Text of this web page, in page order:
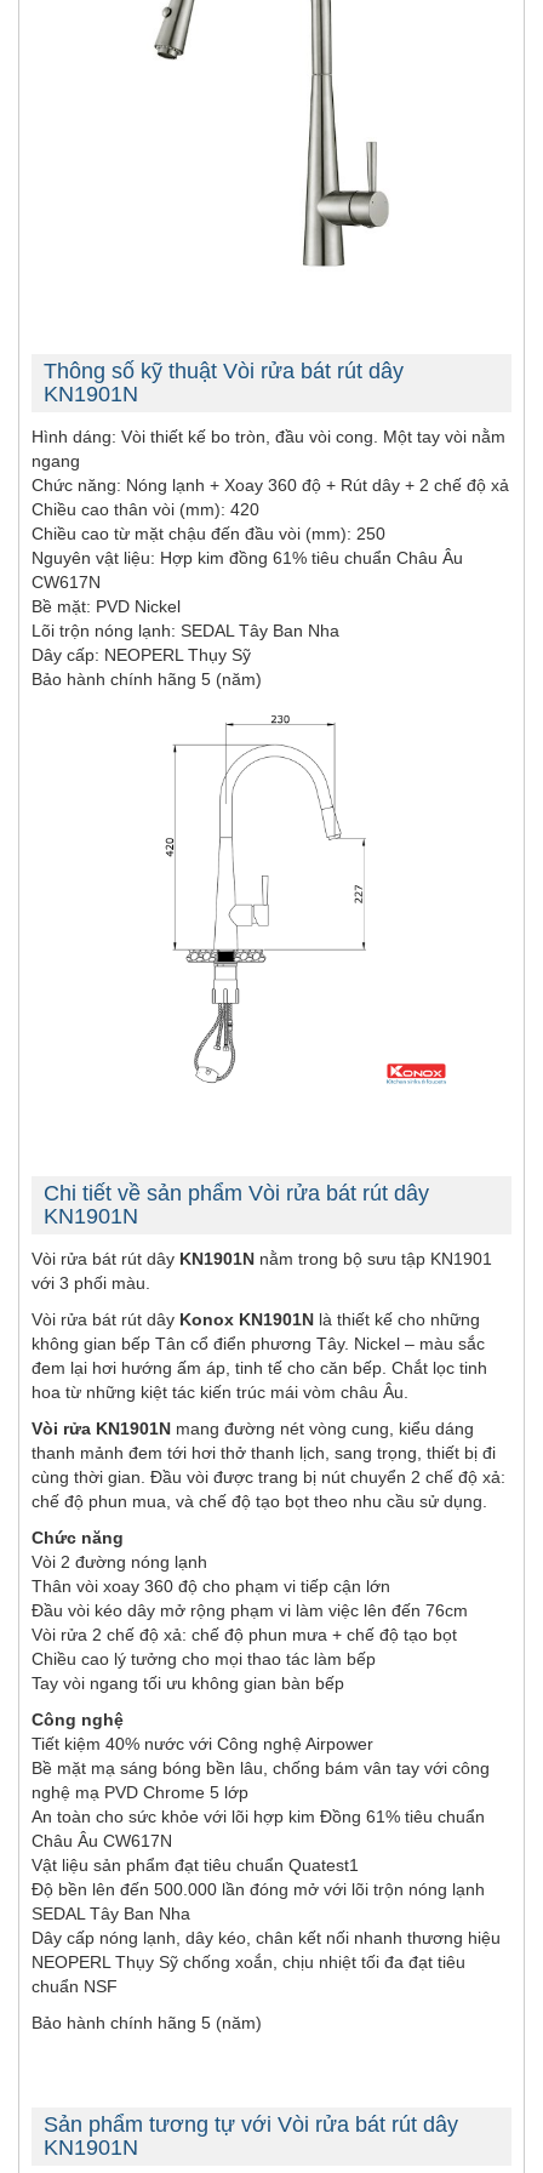
Thông số kỹ thuật Vòi rửa bát rút dây
KN1901N
Hình dáng: Vòi thiết kế bo tròn, đầu vòi cong. Một tay vòi nằm
ngang
Chức năng: Nóng lạnh + Xoay 360 độ + Rút dây + 2 chế độ xả
Chiều cao thân vòi (mm): 420
Chiều cao từ mặt chậu đến đầu vòi (mm): 250
Nguyên vật liệu: Hợp kim đồng 61% tiêu chuẩn Châu Âu
CW617N
Bề mặt: PVD Nickel
Lõi trộn nóng lạnh: SEDAL Tây Ban Nha
Dây cấp: NEOPERL Thụy Sỹ
Bảo hành chính hãng 5 (năm)
Chi tiết về sản phẩm Vòi rửa bát rút dây
KN1901N
Vòi rửa bát rút dây KN1901N nằm trong bộ sưu tập KN1901
với 3 phối màu.
Vòi rửa bát rút dây Konox KN1901N là thiết kế cho những
không gian bếp Tân cổ điển phương Tây. Nickel – màu sắc
đem lại hơi hướng ấm áp, tinh tế cho căn bếp. Chắt lọc tinh
hoa từ những kiệt tác kiến trúc mái vòm châu Âu.
Vòi rửa KN1901N mang đường nét vòng cung, kiểu dáng
thanh mảnh đem tới hơi thở thanh lịch, sang trọng, thiết bị đi
cùng thời gian. Đầu vòi được trang bị nút chuyển 2 chế độ xả:
chế độ phun mua, và chế độ tạo bọt theo nhu cầu sử dụng.
Chức năng
Vòi 2 đường nóng lạnh
Thân vòi xoay 360 độ cho phạm vi tiếp cận lớn
Đầu vòi kéo dây mở rộng phạm vi làm việc lên đến 76cm
Vòi rửa 2 chế độ xả: chế độ phun mưa + chế độ tạo bọt
Chiều cao lý tưởng cho mọi thao tác làm bếp
Tay vòi ngang tối ưu không gian bàn bếp
Công nghệ
Tiết kiệm 40% nước với Công nghệ Airpower
Bề mặt mạ sáng bóng bền lâu, chống bám vân tay với công
nghệ mạ PVD Chrome 5 lớp
An toàn cho sức khỏe với lõi hợp kim Đồng 61% tiêu chuẩn
Châu Âu CW617N
Vật liệu sản phẩm đạt tiêu chuẩn Quatest1
Độ bền lên đến 500.000 lần đóng mở với lõi trộn nóng lạnh
SEDAL Tây Ban Nha
Dây cấp nóng lạnh, dây kéo, chân kết nối nhanh thương hiệu
NEOPERL Thụy Sỹ chống xoắn, chịu nhiệt tối đa đạt tiêu
chuẩn NSF
Bảo hành chính hãng 5 (năm)
Sản phẩm tương tự với Vòi rửa bát rút dây
KN1901N